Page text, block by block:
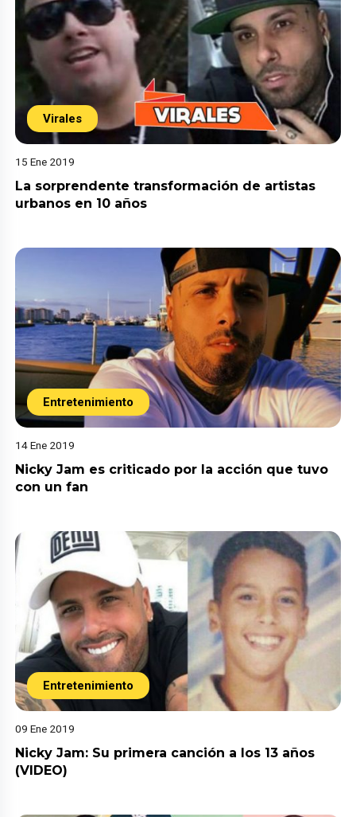
Virales
15 Ene 2019
La sorprendente transformación de artistas
urbanos en 10 años
Entretenimiento
14 Ene 2019
Nicky Jam es criticado por la acción que tuvo
con un fan
Entretenimiento
09 Ene 2019
Nicky Jam: Su primera canción a los 13 años
(VIDEO)